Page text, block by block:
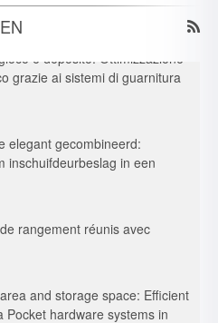
e deposito: Ottimizzazione
grazie ai sistemi di guarnitura
gecombineerd:
in een
rangement réunis avec
and storage space: Efficient
Pocket hardware systems in